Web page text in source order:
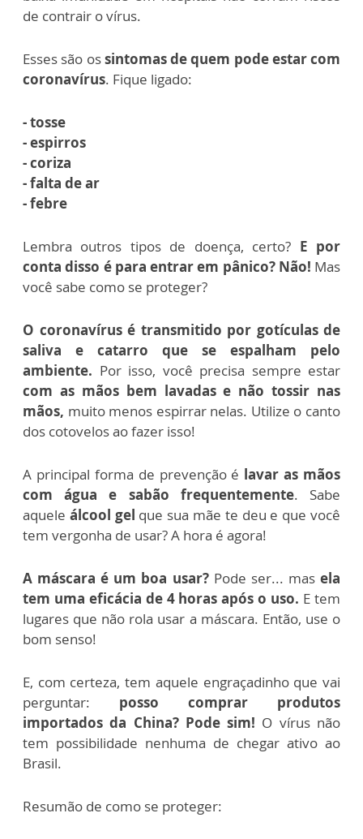
de contrair o vírus.
Esses são ossintomas de quem pode estar com
coronavírus. Fique ligado:
- tosse
- espirros
- coriza
- falta de ar
- febre
Lembra outros tipos de doença, certo? E por
conta disso é para entrar em pânico? Não! Mas
você sabe como se proteger?
O coronavírus é transmitido por gotículas de
saliva e catarro que se espalham pelo
ambiente. Por isso, você precisa sempre estar
com as mãos bem lavadas e não tossir nas
mãos, muito menos espirrar nelas. Utilize o canto
dos cotovelos ao fazer isso!
A principal forma de prevenção é lavar as mãos
com água e sabão frequentemente. Sabe
aquele álcool gel que sua mãe te deu e que você
tem vergonha de usar? A hora é agora!
A máscara é um boa usar? Pode ser... masela
tem uma eficácia de 4 horas após o uso. E tem
lugares que não rola usar a máscara. Então, use o
bom senso!
E, com certeza, tem aquele engraçadinho que vai
perguntar: posso comprar produtos
importados da China? Pode sim! O vírus não
tem possibilidade nenhuma de chegar ativo ao
Brasil.
Resumão de como se proteger: